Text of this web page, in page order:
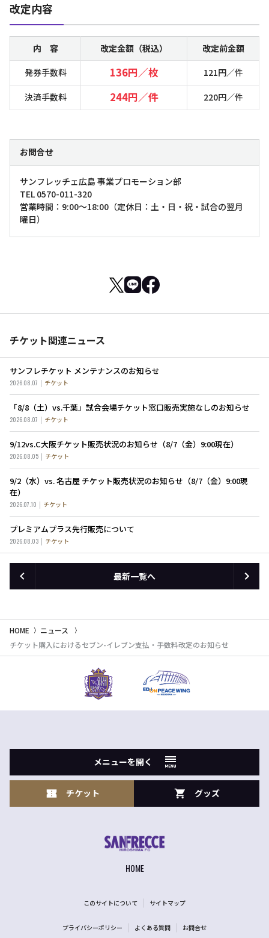
改定内容
内 容 改定金額（税込）
改定前金額
発券手数料
136円／枚 121円／件
決済手数料 244円／件 220円／件
お問合せ
サンフレッチェ広島 事業プロモーション部
TEL 0570-011-320
営業時間：9:00～18:00（定休日：土・日・祝・試合の翌月
曜日）
チケット関連ニュース
サンフレチケット メンテナンスのお知らせ
2026.08.07 チケット
「8/8（土）vs.千葉」試合会場チケット窓口販売実施なしのお知らせ
2026.08.07 チケット
9/12vs.C大阪チケット販売状況のお知らせ（8/7（金）9:00現在）
2026.08.05 チケット
9/2（水）vs. 名古屋 チケット販売状況のお知らせ（8/7（金）9:00現
在）
2026.07.10 チケット
プレミアムプラス先行販売について
2026.08.03 チケット
最新一覧へ
HOME
ニュース
チケット購入におけるセブン-イレブン支払・手数料改定のお知らせ
メニューを開く
チケット グッズ
HOME
このサイトについて サイトマップ
プライバシーポリシー よくある質問 お問合せ